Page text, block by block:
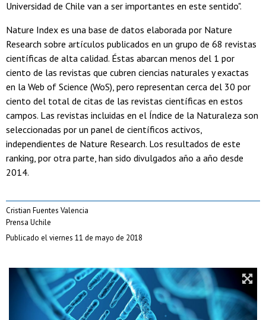
Universidad de Chile van a ser importantes en este sentido".
Nature Index es una base de datos elaborada por Nature
Research sobre artículos publicados en un grupo de 68 revistas
científicas de alta calidad. Éstas abarcan menos del 1 por
ciento de las revistas que cubren ciencias naturales y exactas
en la Web of Science (WoS), pero representan cerca del 30 por
ciento del total de citas de las revistas científicas en estos
campos. Las revistas incluidas en el Índice de la Naturaleza son
seleccionadas por un panel de científicos activos,
independientes de Nature Research. Los resultados de este
ranking, por otra parte, han sido divulgados año a año desde
2014.
Cristian Fuentes Valencia
Prensa Uchile
Publicado el viernes 11 de mayo de 2018